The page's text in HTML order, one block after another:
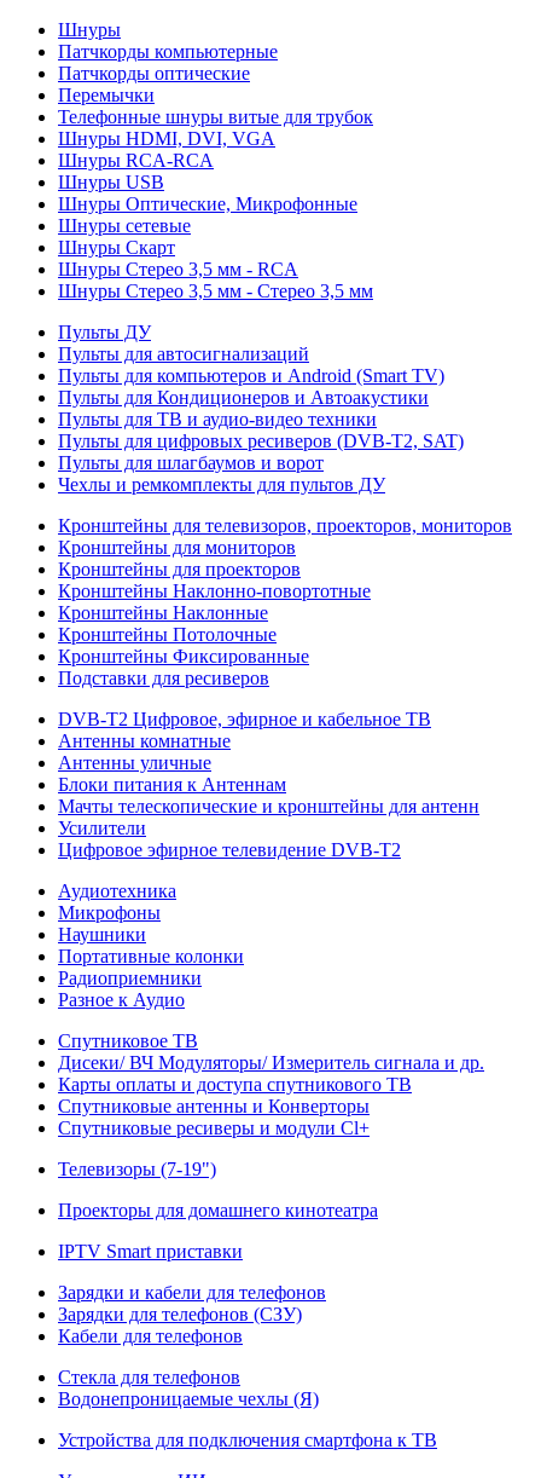
Шнуры
Патчкорды компьютерные
Патчкорды оптические
Перемычки
Телефонные шнуры витые для трубок
Шнуры HDMI, DVI, VGA
Шнуры RCA-RCA
Шнуры USB
Шнуры Оптические, Микрофонные
Шнуры сетевые
Шнуры Скарт
Шнуры Стерео 3,5 мм - RCA
Шнуры Стерео 3,5 мм - Стерео 3,5 мм
Пульты ДУ
Пульты для автосигнализаций
Пульты для компьютеров и Android (Smart TV)
Пульты для Кондиционеров и Автоакустики
Пульты для ТВ и аудио-видео техники
Пульты для цифровых ресиверов (DVB-T2, SAT)
Пульты для шлагбаумов и ворот
Чехлы и ремкомплекты для пультов ДУ
Кронштейны для телевизоров, проекторов, мониторов
Кронштейны для мониторов
Кронштейны для проекторов
Кронштейны Наклонно-повортотные
Кронштейны Наклонные
Кронштейны Потолочные
Кронштейны Фиксированные
Подставки для ресиверов
DVB-T2 Цифровое, эфирное и кабельное ТВ
Антенны комнатные
Антенны уличные
Блоки питания к Антеннам
Мачты телескопические и кронштейны для антенн
Усилители
Цифровое эфирное телевидение DVB-Т2
Аудиотехника
Микрофоны
Наушники
Портативные колонки
Радиоприемники
Разное к Аудио
Спутниковое ТВ
Дисеки/ ВЧ Модуляторы/ Измеритель сигнала и др.
Карты оплаты и доступа спутникового ТВ
Спутниковые антенны и Конверторы
Спутниковые ресиверы и модули Cl+
Телевизоры (7-19")
Проекторы для домашнего кинотеатра
IPTV Smart приставки
Зарядки и кабели для телефонов
Зарядки для телефонов (СЗУ)
Кабели для телефонов
Стекла для телефонов
Водонепроницаемые чехлы (Я)
Устройства для подключения смартфона к ТВ